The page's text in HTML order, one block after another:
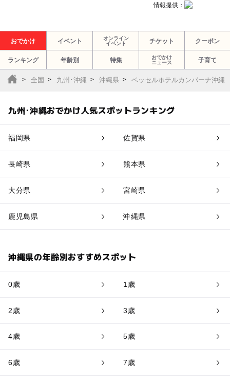
情報提供：
おでかけ イベント
オンライン
イベント
チケット クーポン
ランキング 年齢別 特集
おでかけ
ニュース
子育て
全国 九州･沖縄 沖縄県 ベッセルホテルカンパーナ沖縄
九州･沖縄おでかけ人気スポットランキング
福岡県 佐賀県
長崎県 熊本県
大分県 宮崎県
鹿児島県 沖縄県
沖縄県の年齢別おすすめスポット
0歳 1歳
2歳 3歳
4歳 5歳
6歳 7歳